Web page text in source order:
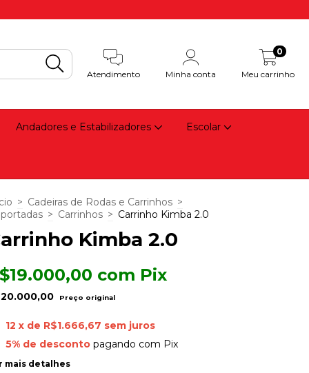
Atendimento Minha conta Meu carrinho
0
Andadores e Estabilizadores Escolar
> Cadeiras de Rodas e Carrinhos >
> Carrinhos > Carrinho Kimba 2.0
Kimba 2.0
com Pix
12 x de R$1.666,67 sem juros
5% de descontopagando com Pix
mais detalhes